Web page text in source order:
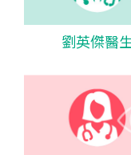
劉英傑醫